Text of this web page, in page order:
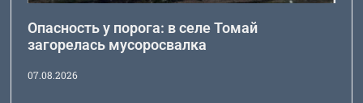
Опасность у порога: в селе Томай
загорелась мусоросвалка
07.08.2026